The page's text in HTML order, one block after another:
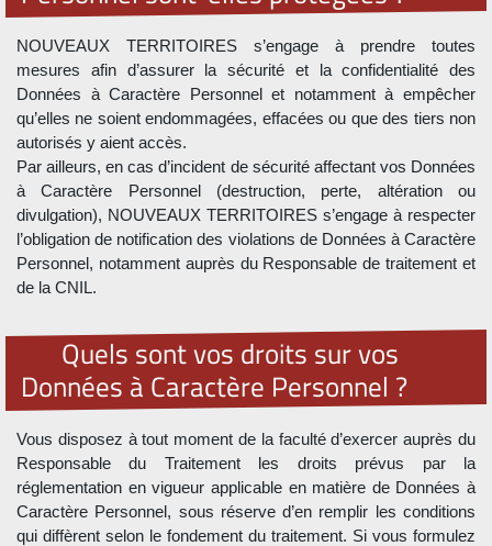
NOUVEAUX TERRITOIRES s’engage à prendre toutes
mesures afin d’assurer la sécurité et la confidentialité des
Données à Caractère Personnel et notamment à empêcher
qu’elles ne soient endommagées, effacées ou que des tiers non
autorisés y aient accès.
Par ailleurs, en cas d’incident de sécurité affectant vos Données
à Caractère Personnel (destruction, perte, altération ou
divulgation), NOUVEAUX TERRITOIRES s’engage à respecter
l’obligation de notification des violations de Données à Caractère
Personnel, notamment auprès du Responsable de traitement et
de la CNIL.
Quels sont vos droits sur vos
Données à Caractère Personnel ?
Vous disposez à tout moment de la faculté d’exercer auprès du
Responsable du Traitement les droits prévus par la
réglementation en vigueur applicable en matière de Données à
Caractère Personnel, sous réserve d’en remplir les conditions
qui diffèrent selon le fondement du traitement. Si vous formulez